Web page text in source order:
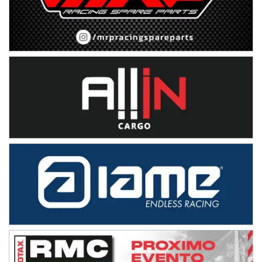
08/09-AGO
IAME SERIES ARGENTINA 6
Ramiro Tot (Asfalto)
Baradero (Buenos Aires)
Ciudad de Trenque Lauquen (Asfalto)
Trenque Lauquen (Buenos Aires)
ENTRERRIANO - F6 (POSTERGADA)
Villaguay (Entre Ríos)
VICTORIENSE - F7
El Cerro (Tierra)
Victoria (Entre Ríos)
PATAGONICO - F6
Gral. E. Godoy (Río Negro)
CSK - F7